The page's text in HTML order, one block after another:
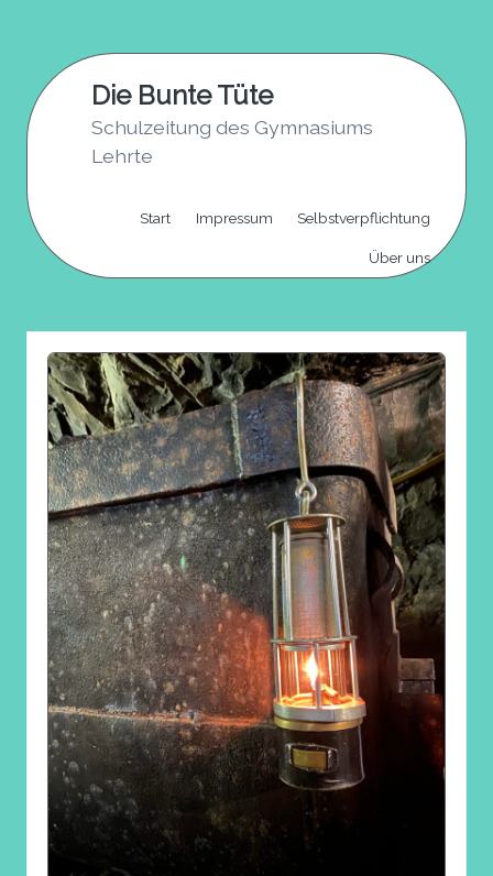
content
Die Bunte Tüte
Schulzeitung des Gymnasiums
Lehrte
Start Impressum Selbstverpflichtung
Über uns